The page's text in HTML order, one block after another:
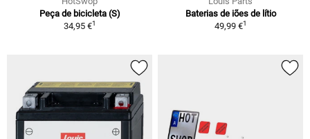
Peça de bicicleta (S)
34,95 €1
Baterias de iões de lítio
49,99 €1